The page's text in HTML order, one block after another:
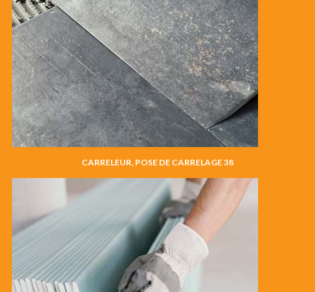
CARRELEUR, POSE DE CARRELAGE 38